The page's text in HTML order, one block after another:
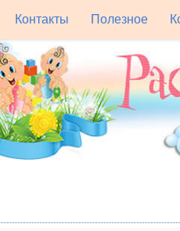
Контакты Полезное